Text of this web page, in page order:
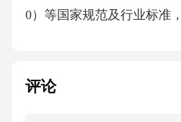
0）等国家规范及行业标准
过实地调研包头铝业产业园
评论